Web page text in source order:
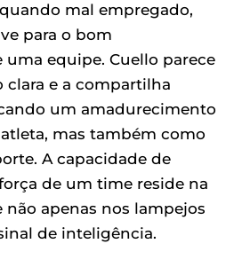
mal empregado,
para o bom
equipe. Cuello parece
clara e a compartilha
um amadurecimento
mas também como
A capacidade de
de um time reside na
não apenas nos lampejos
de inteligência.